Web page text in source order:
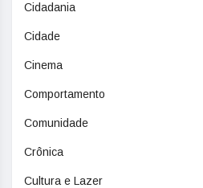
Cidadania
Cidade
Cinema
Comportamento
Comunidade
Crônica
Cultura e Lazer